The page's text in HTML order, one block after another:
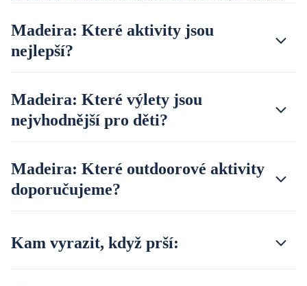
Madeira: Které aktivity jsou
nejlepší?
Madeira: Které výlety jsou
nejvhodnější pro děti?
Madeira: Které outdoorové aktivity
doporučujeme?
Kam vyrazit, když prší: